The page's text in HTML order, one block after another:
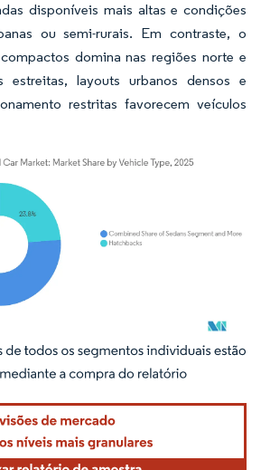
disponíveis mais altas e condições
ou semi-rurais. Em contraste, o
domina nas regiões norte e
estreitas, layouts urbanos densos e
restritas favorecem veículos
O reuso requer atribuição conforme CC BY 4.0.